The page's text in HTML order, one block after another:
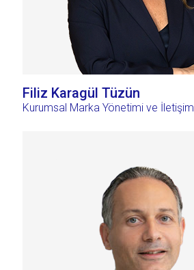
Filiz Karagül Tüzün
Kurumsal Marka Yönetimi ve İletişim